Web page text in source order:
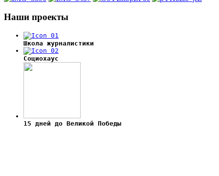
Наши проекты
Школа журналистики
Социохаус
15 дней до Великой Победы